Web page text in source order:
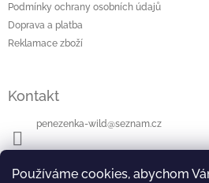
Používáme cookies, abychom
Podmínky ochrany osobních údajů
Doprava a platba
Reklamace zboží
Kontakt
penezenka-wild@seznam.cz